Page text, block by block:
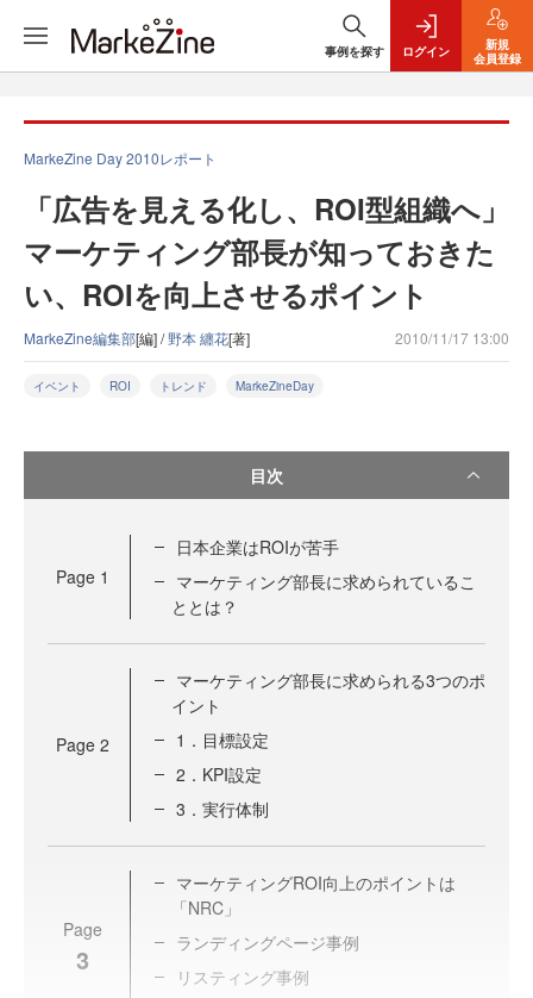
事例を探す ログイン
新規
会員登録
MarkeZine Day 2010レポート
「広告を見える化し、ROI型組織へ」
マーケティング部長が知っておきた
い、ROIを向上させるポイント
MarkeZine編集部[編] /野本 纏花[著] 2010/11/17 13:00
イベント ROI トレンド MarkeZineDay
目次
Page 1
日本企業はROIが苦手
マーケティング部長に求められているこ
ととは？
Page 2
マーケティング部長に求められる3つのポ
イント
1．目標設定
2．KPI設定
3．実行体制
Page
3
マーケティングROI向上のポイントは
「NRC」
ランディングページ事例
リスティング事例